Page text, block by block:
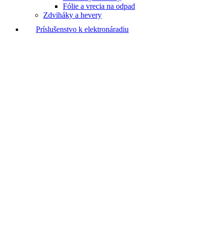
Fólie a vrecia na odpad
Zdviháky a hevery
Príslušenstvo k elektronáradiu